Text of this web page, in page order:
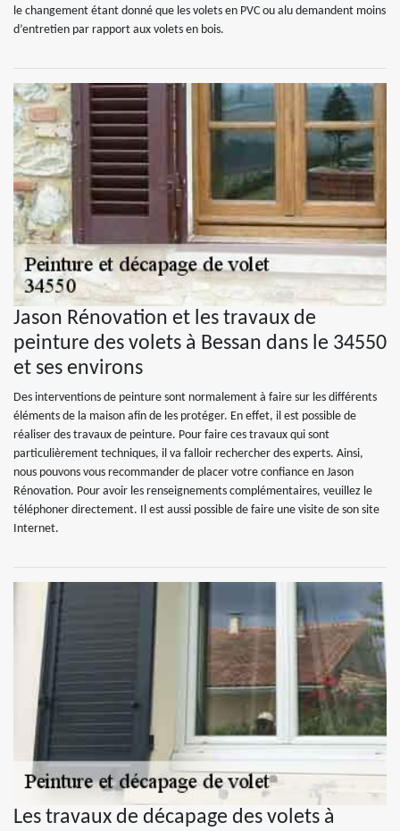
le changement étant donné que les volets en PVC ou alu demandent moins
d’entretien par rapport aux volets en bois.
Jason Rénovation et les travaux de
peinture des volets à Bessan dans le 34550
et ses environs
Des interventions de peinture sont normalement à faire sur les différents
éléments de la maison afin de les protéger. En effet, il est possible de
réaliser des travaux de peinture. Pour faire ces travaux qui sont
particulièrement techniques, il va falloir rechercher des experts. Ainsi,
nous pouvons vous recommander de placer votre confiance en Jason
Rénovation. Pour avoir les renseignements complémentaires, veuillez le
téléphoner directement. Il est aussi possible de faire une visite de son site
Internet.
Les travaux de décapage des volets à